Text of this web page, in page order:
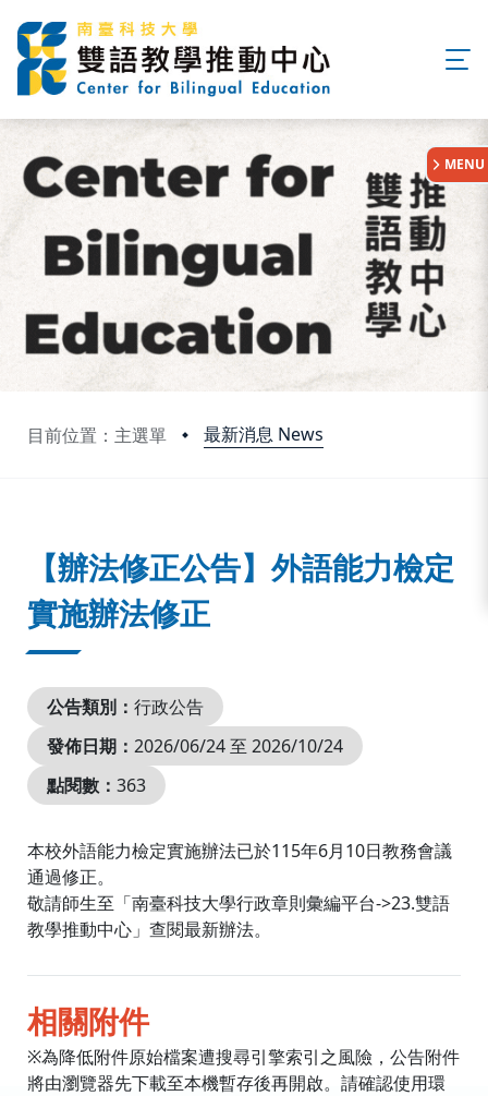
目前位置：主選單 最新消息 News
:::
MENU
【辦法修正公告】外語能力檢定
實施辦法修正
公告類別： 行政公告
發佈日期： 2026/06/24 至 2026/10/24
點閱數： 363
本校外語能力檢定實施辦法已於115年6月10日教務會議
通過修正。
敬請師生至「南臺科技大學行政章則彙編平台->23.雙語
教學推動中心」查閱最新辦法。
相關附件
※為降低附件原始檔案遭搜尋引擎索引之風險，公告附件
將由瀏覽器先下載至本機暫存後再開啟。請確認使用環